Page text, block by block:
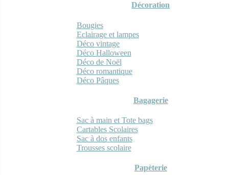
Décoration
Bougies
Eclairage et lampes
Déco vintage
Déco Halloween
Déco de Noël
Déco romantique
Déco Pâques
Bagagerie
Sac à main et Tote bags
Cartables Scolaires
Sac à dos enfants
Trousses scolaire
Papèterie